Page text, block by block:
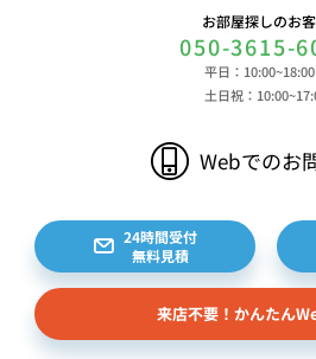
対するお問い合わせ・ご連絡等
た、お客様の個人情報は、弊社の
テムに登録されます。登録される
積書等をもとに登録されます。
借契約を締結している不動産所有
約等のお問合せをいただいた個
ターネット上の不動産オーナー
依頼者、 公開情報などから取得
様（以下総称して「オーナー様」
人情報を取得します。取得する個
お部屋探しのお
050-3615-
平日：10:00~18:00
土日祝：
Webでのお
24時間受付
無料見積
来店不要！かんたん